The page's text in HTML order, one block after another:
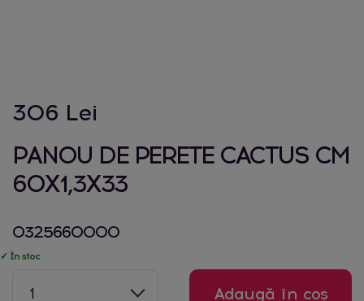
306 Lei
PANOU DE PERETE CACTUS CM
60X1,3X33
0325660000
✓ În stoc
1 Adaugă în coș